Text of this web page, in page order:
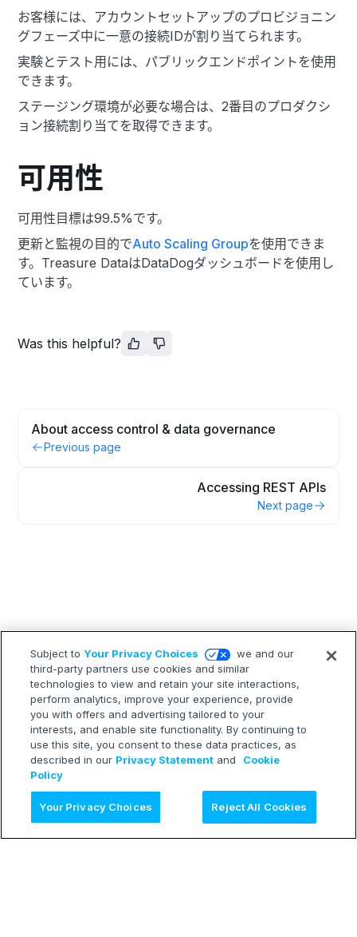
お客様には、アカウントセットアップのプロビジョニン
グフェーズ中に一意の接続IDが割り当てられます。
実験とテスト用には、パブリックエンドポイントを使用
できます。
ステージング環境が必要な場合は、2番目のプロダクシ
ョン接続割り当てを取得できます。
可用性
可用性目標は99.5%です。
更新と監視の目的でAuto Scaling Groupを使用できま
す。Treasure DataはDataDogダッシュボードを使用し
ています。
Was this helpful?
About access control & data governance
Previous page
Accessing REST APIs
Next page
Subject toYour Privacy Choices
we and our
third-party partners use cookies and similar
technologies to view and retain your site interactions,
perform analytics, improve your experience, provide
you with offers and advertising tailored to your
interests, and enable site functionality. By continuing to
use this site, you consent to these data practices, as
described in our Privacy Statement and
Cookie
Policy
Your Privacy Choices Reject All Cookies